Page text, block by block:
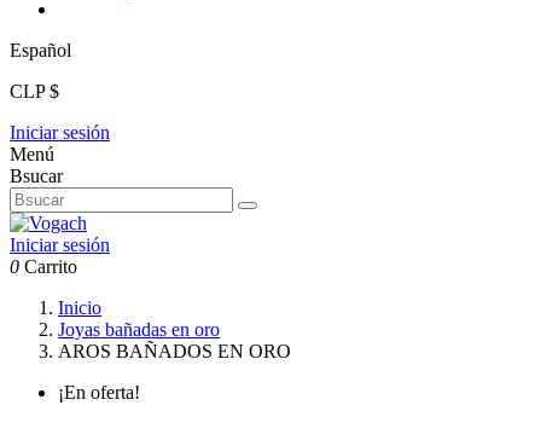
Español
CLP $
Iniciar sesión
Menú
Bsucar
Iniciar sesión
0 Carrito
Inicio
Joyas bañadas en oro
AROS BAÑADOS EN ORO
¡En oferta!